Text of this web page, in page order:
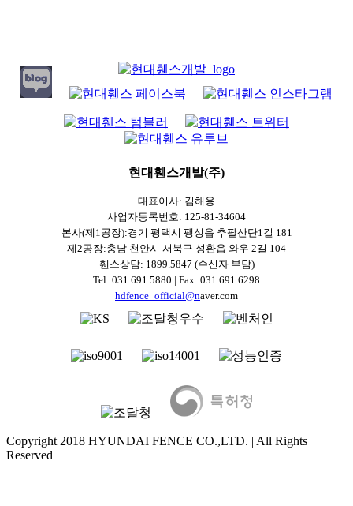
현대휀스개발(주)
대표이사: 김해용
사업자등록번호: 125-81-34604
본사(제1공장):경기 평택시 팽성읍 추팔산단1길 181
제2공장:충남 천안시 서북구 성환읍 와우 2길 104
휀스상담: 1899.5847 (수신자 부담)
Tel: 031.691.5880 | Fax: 031.691.6298
hdfence_official@naver.com
Copyright 2018 HYUNDAI FENCE CO.,LTD. | All Rights
Reserved